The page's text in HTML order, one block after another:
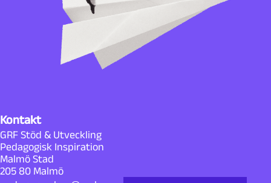
Kontakt
GRF Stöd & Utveckling
Pedagogisk Inspiration
Malmö Stad
205 80 Malmö